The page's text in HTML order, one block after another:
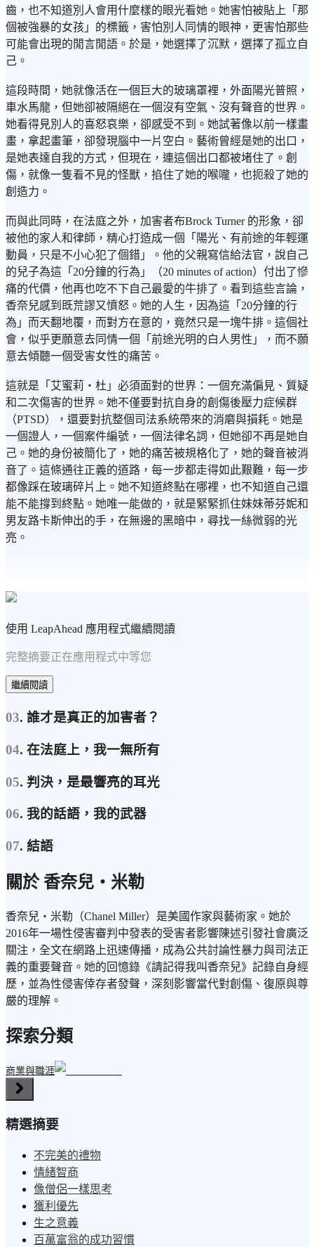
齒，也不知道別人會用什麼樣的眼光看她。她害怕被貼上「那
個被強暴的女孩」的標籤，害怕別人同情的眼神，更害怕那些
可能會出現的閒言閒語。於是，她選擇了沉默，選擇了孤立自
己。
這段時間，她就像活在一個巨大的玻璃罩裡，外面陽光普照，
車水馬龍，但她卻被隔絕在一個沒有空氣、沒有聲音的世界。
她看得見別人的喜怒哀樂，卻感受不到。她試著像以前一樣畫
畫，拿起畫筆，卻發現腦中一片空白。藝術曾經是她的出口，
是她表達自我的方式，但現在，連這個出口都被堵住了。創
傷，就像一隻看不見的怪獸，掐住了她的喉嚨，也扼殺了她的
創造力。
而與此同時，在法庭之外，加害者布Brock Turner 的形象，卻
被他的家人和律師，精心打造成一個「陽光、有前途的年輕運
動員，只是不小心犯了個錯」。他的父親寫信給法官，說自己
的兒子為這「20分鐘的行為」（20 minutes of action）付出了慘
痛的代價，他再也吃不下自己最愛的牛排了。看到這些言論，
香奈兒感到既荒謬又憤怒。她的人生，因為這「20分鐘的行
為」而天翻地覆，而對方在意的，竟然只是一塊牛排。這個社
會，似乎更願意去同情一個「前途光明的白人男性」，而不願
意去傾聽一個受害女性的痛苦。
這就是「艾蜜莉・杜」必須面對的世界：一個充滿偏見、質疑
和二次傷害的世界。她不僅要對抗自身的創傷後壓力症候群
（PTSD），還要對抗整個司法系統帶來的消磨與損耗。她是
一個證人，一個案件編號，一個法律名詞，但她卻不再是她自
己。她的身份被簡化了，她的痛苦被規格化了，她的聲音被消
音了。這條通往正義的道路，每一步都走得如此艱難，每一步
都像踩在玻璃碎片上。她不知道終點在哪裡，也不知道自己還
能不能撐到終點。她唯一能做的，就是緊緊抓住妹妹蒂芬妮和
男友路卡斯伸出的手，在無邊的黑暗中，尋找一絲微弱的光
亮。
使用 LeapAhead 應用程式繼續閱讀
完整摘要正在應用程式中等您
繼續閱讀
03. 誰才是真正的加害者？
04. 在法庭上，我一無所有
05. 判決，是最響亮的耳光
06. 我的話語，我的武器
07. 結語
關於 香奈兒・米勒
香奈兒・米勒（Chanel Miller）是美國作家與藝術家。她於
2016年一場性侵害審判中發表的受害者影響陳述引發社會廣泛
關注，全文在網路上迅速傳播，成為公共討論性暴力與司法正
義的重要聲音。她的回憶錄《請記得我叫香奈兒》記錄自身經
歷，並為性侵害倖存者發聲，深刻影響當代對創傷、復原與尊
嚴的理解。
探索分類
商業與職涯
精選摘要
不完美的禮物
情緒智商
像僧侶一樣思考
獲利優先
生之意義
百萬富翁的成功習慣